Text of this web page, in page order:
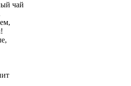
чай